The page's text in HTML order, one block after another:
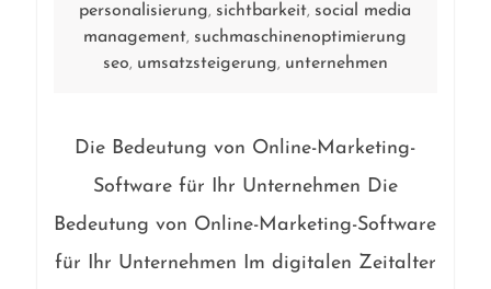
personalisierung, sichtbarkeit, social media
management, suchmaschinenoptimierung
seo, umsatzsteigerung, unternehmen
Die Bedeutung von Online-Marketing-
Software für Ihr Unternehmen Die
Bedeutung von Online-Marketing-Software
für Ihr Unternehmen Im digitalen Zeitalter